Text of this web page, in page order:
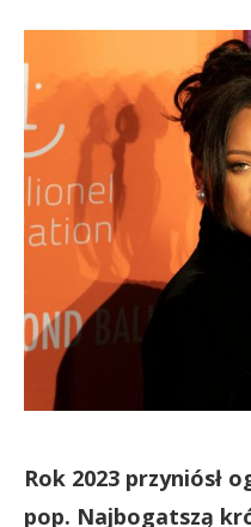
Rok 2023 przyniósł
pop. Najbogatszą